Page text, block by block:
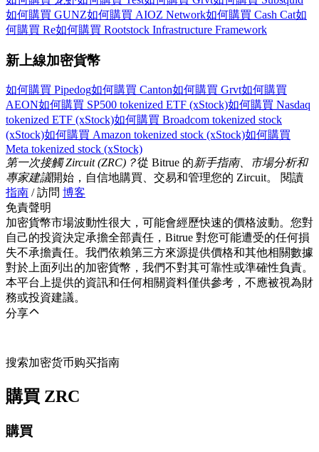
如何購買 GUNZ如何購買 AIOZ Network如何購買 Cash Cat如
何購買 Re如何購買 Rootstock Infrastructure Framework
新上線加密貨幣
如何購買 Pipedog如何購買 Canton如何購買 Grvt如何購買
AEON如何購買 SP500 tokenized ETF (xStock)如何購買 Nasdaq
tokenized ETF (xStock)如何購買 Broadcom tokenized stock
(xStock)如何購買 Amazon tokenized stock (xStock)如何購買
Meta tokenized stock (xStock)
第一次接觸 Zircuit (ZRC)？從 Bitrue 的新手指南、市場分析和
專家建議開始，自信地購買、交易和管理您的 Zircuit。 閱讀
指南 / 訪問 博客
免責聲明
加密貨幣市場波動性很大，可能會經歷快速的價格波動。您對
自己的投資決定承擔全部責任，Bitrue 對您可能遭受的任何損
失不承擔責任。我們依賴第三方來源提供價格和其他相關數據
對於上面列出的加密貨幣，我們不對其可靠性或準確性負責。
本平台上提供的資訊和任何相關資料僅供參考，不應被視為財
務或投資建議。
分享
搜索加密货币购买指南
購買 ZRC
購買